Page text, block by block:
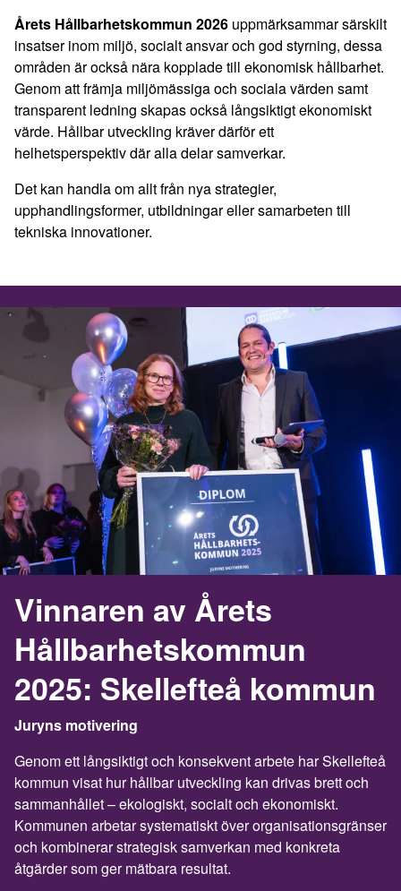
Årets Hållbarhetskommun 2026 uppmärksammar särskilt
insatser inom miljö, socialt ansvar och god styrning, dessa
områden är också nära kopplade till ekonomisk hållbarhet.
Genom att främja miljömässiga och sociala värden samt
transparent ledning skapas också långsiktigt ekonomiskt
värde. Hållbar utveckling kräver därför ett
helhetsperspektiv där alla delar samverkar.
Det kan handla om allt från nya strategier,
upphandlingsformer, utbildningar eller samarbeten till
tekniska innovationer.
Vinnaren av Årets
Hållbarhetskommun
2025: Skellefteå kommun
Juryns motivering
Genom ett långsiktigt och konsekvent arbete har Skellefteå
kommun visat hur hållbar utveckling kan drivas brett och
sammanhållet – ekologiskt, socialt och ekonomiskt.
Kommunen arbetar systematiskt över organisationsgränser
och kombinerar strategisk samverkan med konkreta
åtgärder som ger mätbara resultat.